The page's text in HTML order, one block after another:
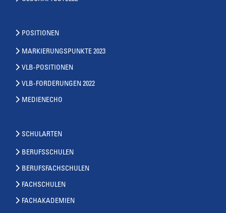
POSITIONEN
MARKIERUNGSPUNKTE 2023
VLB-POSITIONEN
VLB-FORDERUNGEN 2022
MEDIENECHO
SCHULARTEN
BERUFSSCHULEN
BERUFSFACHSCHULEN
FACHSCHULEN
FACHAKADEMIEN